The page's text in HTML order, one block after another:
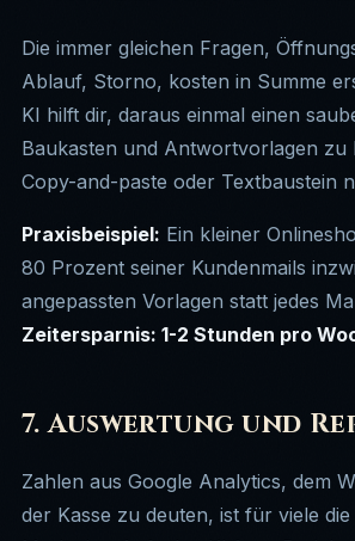
Die immer gleichen Fragen,
Ablauf, Storno, kosten in Summe
KI hilft dir, daraus einmal einen
Baukasten und Antwortvorlagen zu
Copy-and-paste oder Textbaustein
Praxisbeispiel: Ein kleiner
80 Prozent seiner Kundenmails
angepassten Vorlagen statt jedes
Zeitersparnis: 1-2 Stunden pro
7. Auswertung und
Zahlen aus Google Analytics, dem
der Kasse zu deuten, ist für viele